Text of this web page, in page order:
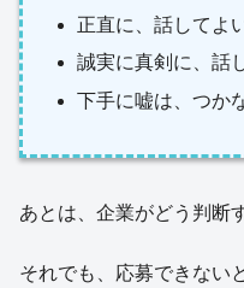
正直に、話してよ
誠実に真剣に、話
下手に嘘は、つか
あとは、企業がどう判断
それでも、応募できない